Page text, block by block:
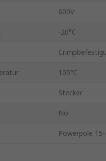
600V
-20°C
105°C
Stecker
No
Powerpole